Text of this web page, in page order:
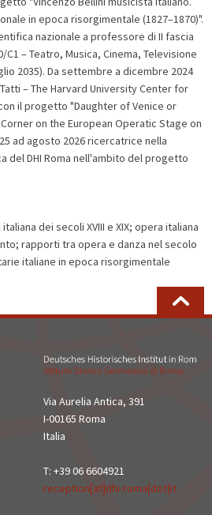
in epoca risorgimentale (1827–1870)".
nazionale a professore di II fascia
– Teatro, Musica, Cinema, Televisione
2035). Da settembre a dicembre 2024
– The Harvard University Center for
il progetto "Daughter of Venice or
on the European Operatic Stage on
ad agosto 2026 ricercatrice nella
del DHI Roma nell'ambito del progetto
dei secoli XVIII e XIX; opera italiana
rapporti tra opera e danza nel secolo
italiane in epoca risorgimentale
Via Aurelia Antica, 391
I-00165 Roma
Italia
T: +39 06 6604921
reception[at]dhi-roma[dot]it